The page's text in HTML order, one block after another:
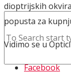
dioptrijskih
popusta za
Vidimo se u
Facebook